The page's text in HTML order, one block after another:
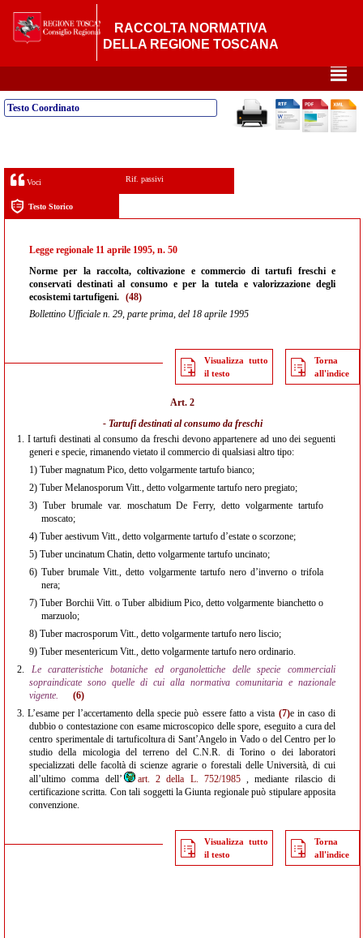
RACCOLTA NORMATIVA
DELLA REGIONE TOSCANA
²
Testo Coordinato
Voci Rif. passivi
Testo Storico
Legge regionale 11 aprile 1995, n. 50
Norme per la raccolta, coltivazione e commercio di tartufi freschi e
conservati destinati al consumo e per la tutela e valorizzazione degli
ecosistemi tartufigeni. (48)
Bollettino Ufficiale n. 29, parte prima, del 18 aprile 1995
Visualizza tutto
il testo
Torna
all'indice
Art. 2
- Tartufi destinati al consumo da freschi
1. I tartufi destinati al consumo da freschi devono appartenere ad uno dei seguenti
generi e specie, rimanendo vietato il commercio di qualsiasi altro tipo:
1) Tuber magnatum Pico, detto volgarmente tartufo bianco;
2) Tuber Melanosporum Vitt., detto volgarmente tartufo nero pregiato;
3) Tuber brumale var. moschatum De Ferry, detto volgarmente tartufo
moscato;
4) Tuber aestivum Vitt., detto volgarmente tartufo d’estate o scorzone;
5) Tuber uncinatum Chatin, detto volgarmente tartufo uncinato;
6) Tuber brumale Vitt., detto volgarmente tartufo nero d’inverno o trifola
nera;
7) Tuber Borchii Vitt. o Tuber albidium Pico, detto volgarmente bianchetto o
marzuolo;
8) Tuber macrosporum Vitt., detto volgarmente tartufo nero liscio;
9) Tuber mesentericum Vitt., detto volgarmente tartufo nero ordinario.
2. Le caratteristiche botaniche ed organolettiche delle specie commerciali
sopraindicate sono quelle di cui alla normativa comunitaria e nazionale
vigente.
(6)
3.L’esame per l’accertamento della specie può essere fatto a vista (7)e in caso di
dubbio o contestazione con esame microscopico delle spore, eseguito a cura del
centro sperimentale di tartuficoltura di Sant’Angelo in Vado o del Centro per lo
studio della micologia del terreno del C.N.R. di Torino o dei laboratori
specializzati delle facoltà di scienze agrarie o forestali delle Università, di cui
all’ultimo comma dell’
art. 2 della L. 752/1985, mediante rilascio di
certificazione scritta. Con tali soggetti la Giunta regionale può stipulare apposita
convenzione.
Visualizza tutto
il testo
Torna
all'indice